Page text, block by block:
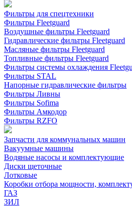
Фильтры для спецтехники
Фильтры Fleetguard
Воздушные фильтры Fleetguard
Гидравлические фильтры Fleetguard
Масляные фильтры Fleetguard
Топливные фильтры Fleetguard
Фильтры системы охлаждения
Фильтры STAL
Напорные гидравлические фильтры
Фильтры Ливны
Фильтры Sofima
Фильтры Амкодор
Фильтры RZFO
Запчасти для коммунальных машин
Вакуумные машины
Водяные насосы и комплектующие
Диски щеточные
Лотковые
Коробки отбора мощности,
ГАЗ
ЗИЛ